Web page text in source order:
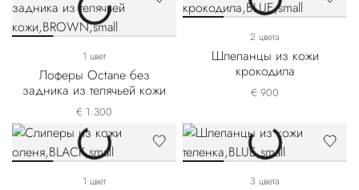
1 цвет
Лоферы Octane без
задника из телячьей кожи
€ 1.300
2 цвета
Шлепанцы из кожи
крокодила
€ 900
1 цвет 3 цвета